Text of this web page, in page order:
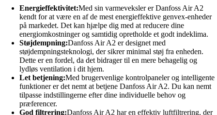
Energieffektivitet:Med sin varmeveksler er Danfoss Air A2
kendt for at være en af de mest energieffektive genvex-enheder
på markedet. Det kan hjælpe dig med at reducere dine
energiomkostninger og samtidig opretholde et godt indeklima.
Støjdempning:Danfoss Air A2 er designet med
støjdempningsteknologi, der sikrer minimal støj fra enheden.
Dette er en fordel, da det bidrager til en mere behagelig og
lydløs ventilation i dit hjem.
Let betjening:Med brugervenlige kontrolpaneler og intelligente
funktioner er det nemt at betjene Danfoss Air A2. Du kan nemt
tilpasse indstillingerne efter dine individuelle behov og
præferencer.
God filtrering:Danfoss Air A2 har en effektiv luftfiltrering, der